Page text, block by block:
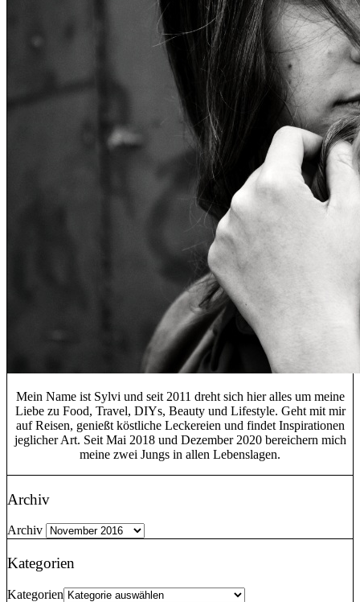
Mein Name ist Sylvi und seit 2011 dreht sich hier alles um meine
Liebe zu Food, Travel, DIYs, Beauty und Lifestyle. Geht mit mir
auf Reisen, genießt köstliche Leckereien und findet Inspirationen
jeglicher Art. Seit Mai 2018 und Dezember 2020 bereichern mich
meine zwei Jungs in allen Lebenslagen.
Archiv
Archiv
Kategorien
Kategorien